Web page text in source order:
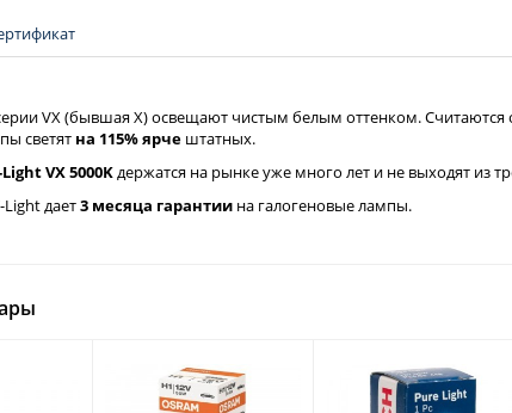
VX (бывшая X) освещают чистым белым оттенком. Считаются
светят на 115% ярче штатных.
Light VX 5000Kдержатся на рынке уже много лет и не выходят из
дает3 месяца гарантии на галогеновые лампы.